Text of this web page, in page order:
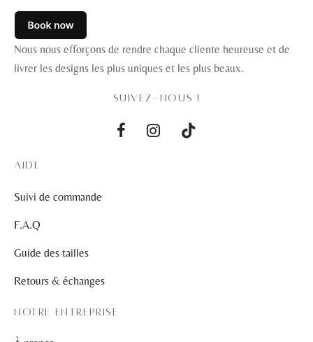
Nous nous efforçons de rendre chaque cliente heureuse et de
livrer les designs les plus uniques et les plus beaux.
SUIVEZ-NOUS !
AIDE
Suivi de commande
F.A.Q
Guide des tailles
Retours & échanges
NOTRE ENTREPRISE